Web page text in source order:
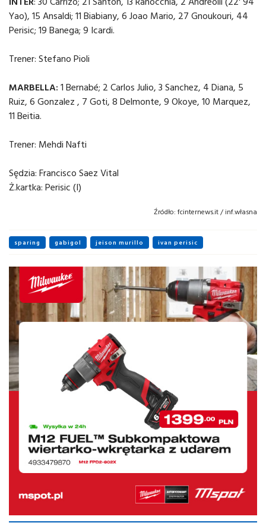
Yao), 15 Ansaldi; 11 Biabiany, 6 Joao Mario, 27 Gnoukouri, 44
Perisic; 19 Banega; 9 Icardi.
Trener: Stefano Pioli
MARBELLA: 1 Bernabé; 2 Carlos Julio, 3 Sanchez, 4 Diana, 5
Ruiz, 6 Gonzalez , 7 Goti, 8 Delmonte, 9 Okoye, 10 Marquez,
11 Beitia.
Trener: Mehdi Nafti
Sędzia: Francisco Saez Vital
Ż.kartka: Perisic (I)
Źródło: fcinternews.it / inf.własna
sparing gabigol jeison murillo ivan perisic